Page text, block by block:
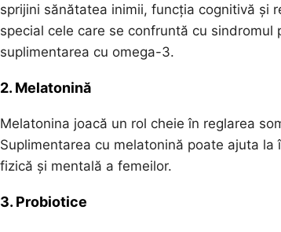
sprijini sănătatea inimii, funcția cognitivă și
special cele care se confruntă cu
suplimentarea cu omega-3.
2. Melatonină
Melatonina joacă un rol cheie în reglarea
Suplimentarea cu melatonină poate ajuta
fizică și mentală a femeilor.
3. Probiotice